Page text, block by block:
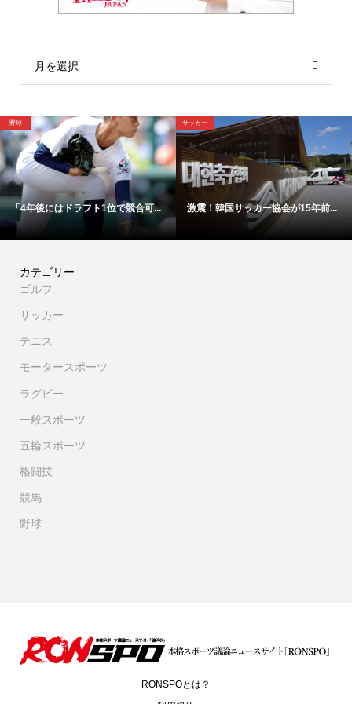
月を選択
野球
「4年後にはドラフト1位で競合可...
サッカー
激震！韓国サッカー協会が15年前...
カテゴリー
ゴルフ
サッカー
テニス
モータースポーツ
ラグビー
一般スポーツ
五輪スポーツ
格闘技
競馬
野球
RONSPOとは？